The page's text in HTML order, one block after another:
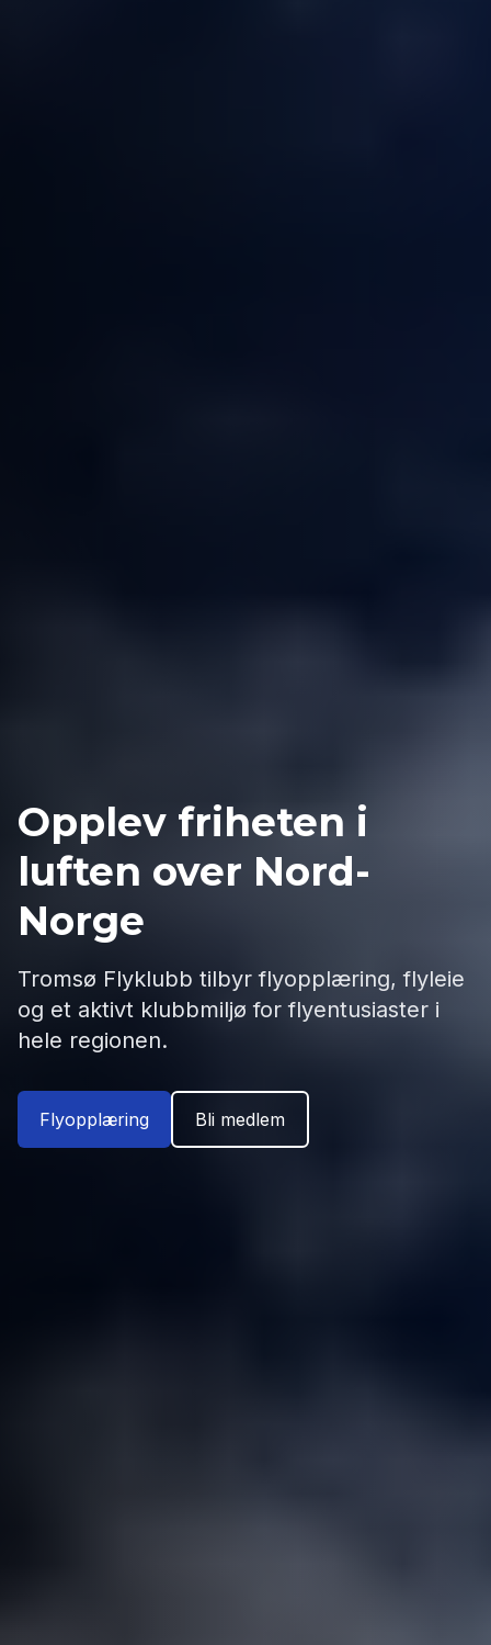
Opplev friheten i
luften over Nord-
Norge
Tromsø Flyklubb tilbyr flyopplæring, flyleie
og et aktivt klubbmiljø for flyentusiaster i
hele regionen.
Flyopplæring Bli medlem